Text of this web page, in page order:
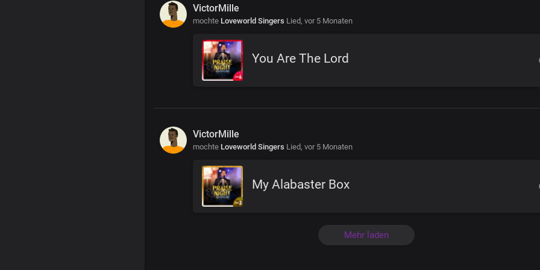
VictorMille
mochte Loveworld Singers Lied, vor 5 Monaten
You Are The Lord
VictorMille
mochte Loveworld Singers Lied, vor 5 Monaten
My Alabaster Box
Mehr laden